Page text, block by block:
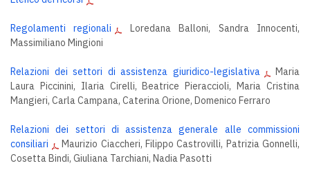
Regolamenti regionali
Loredana Balloni, Sandra Innocenti,
Massimiliano Mingioni
Relazioni dei settori di assistenza giuridico-legislativa
Maria
Laura Piccinini, Ilaria Cirelli, Beatrice Pieraccioli, Maria Cristina
Mangieri, Carla Campana, Caterina Orione, Domenico Ferraro
Relazioni dei settori di assistenza generale alle commissioni
consiliari
Maurizio Ciaccheri, Filippo Castrovilli, Patrizia Gonnelli,
Cosetta Bindi, Giuliana Tarchiani, Nadia Pasotti